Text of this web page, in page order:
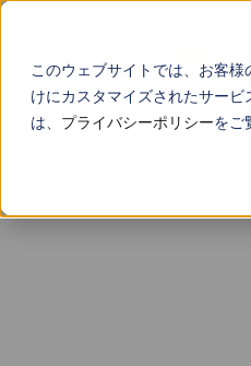
このウェブサイトでは、お客
けにカスタマイズされたサー
は、 プライバシーポリシーをご